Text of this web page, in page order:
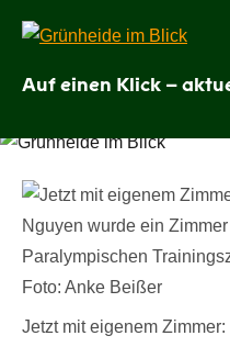
Inhalt
springen
Grünheide
im
Blick
Auf einen Klick –
Jetzt mit eigenem